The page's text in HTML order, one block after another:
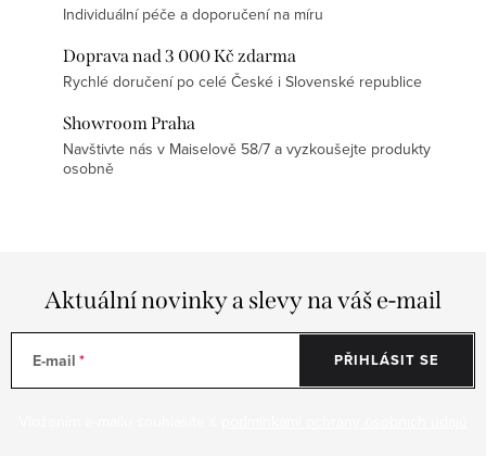
Individuální péče a doporučení na míru
Doprava nad 3 000 Kč zdarma
Rychlé doručení po celé České i Slovenské republice
Showroom Praha
Navštivte nás v Maiselově 58/7 a vyzkoušejte produkty
osobně
Aktuální novinky a slevy na váš e-mail
E-mail PŘIHLÁSIT SE